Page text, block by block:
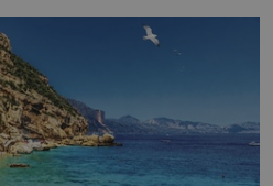
po otci Johannovi (1756–
na Jesenicku